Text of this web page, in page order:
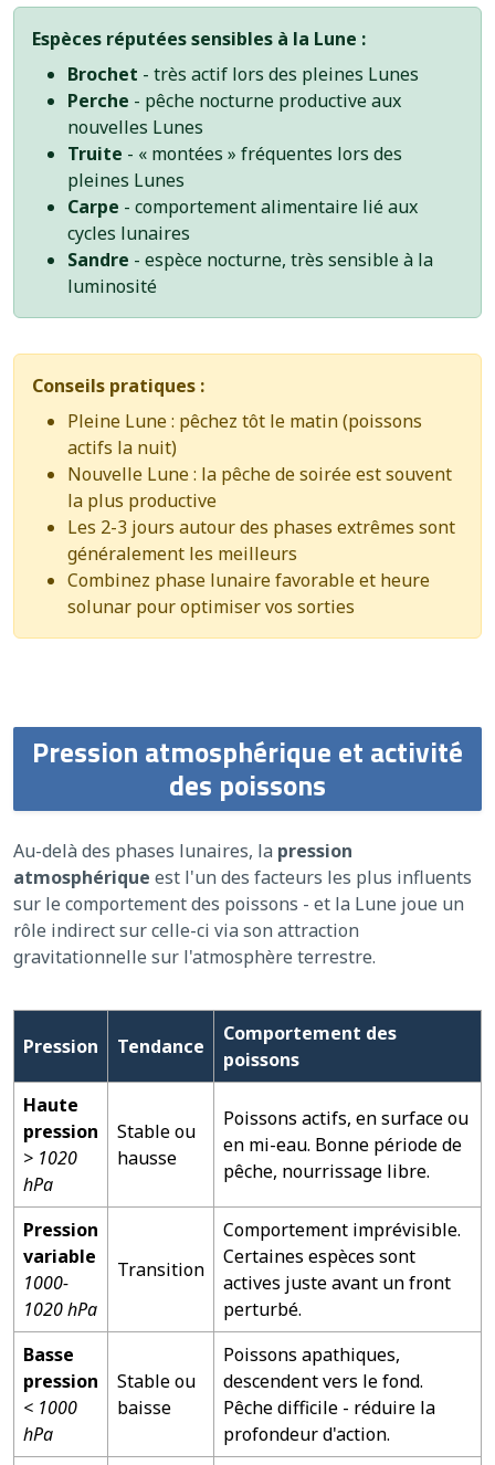
Espèces réputées sensibles à la Lune :
Brochet - très actif lors des pleines Lunes
Perche - pêche nocturne productive aux
nouvelles Lunes
Truite - « montées » fréquentes lors des
pleines Lunes
Carpe - comportement alimentaire lié aux
cycles lunaires
Sandre - espèce nocturne, très sensible à la
luminosité
Conseils pratiques :
Pleine Lune : pêchez tôt le matin (poissons
actifs la nuit)
Nouvelle Lune : la pêche de soirée est souvent
la plus productive
Les 2-3 jours autour des phases extrêmes sont
généralement les meilleurs
Combinez phase lunaire favorable et heure
solunar pour optimiser vos sorties
Pression atmosphérique et activité
des poissons
Au-delà des phases lunaires, la pression
atmosphérique est l'un des facteurs les plus influents
sur le comportement des poissons - et la Lune joue un
rôle indirect sur celle-ci via son attraction
gravitationnelle sur l'atmosphère terrestre.
Pression Tendance
Comportement des
poissons
Haute
pression
> 1020
hPa
Stable ou
hausse
Poissons actifs, en surface ou
en mi-eau. Bonne période de
pêche, nourrissage libre.
Pression
variable
1000-
1020 hPa
Transition
Comportement imprévisible.
Certaines espèces sont
actives juste avant un front
perturbé.
Basse
pression
< 1000
hPa
Stable ou
baisse
Poissons apathiques,
descendent vers le fond.
Pêche difficile - réduire la
profondeur d'action.